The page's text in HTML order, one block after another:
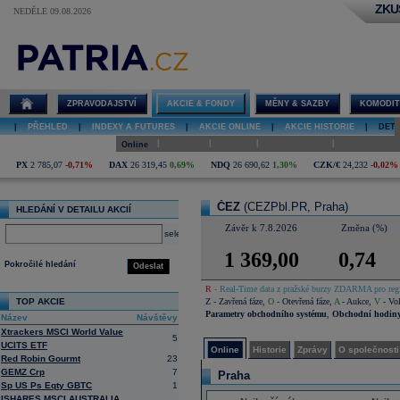
NEDĚLE 09.08.2026
ČEZ online
ZPRAVODAJSTVÍ AKCIE & FONDY MĚNY & SAZBY
PŘEHLED INDEXY A FUTURES AKCIE ONLINE AKCIE HISTORIE
Online
PX 2 785,07 -0,71% DAX 26 319,45 0,69% NDQ 26 690,62 1,30% CZK/€ 24,232 -0,02%
HLEDÁNÍ V DETAILU AKCIÍ
select
Odeslat
Pokročilé hledání
TOP AKCIE
Název
Návštěvy
Xtrackers MSCI World Value
UCITS ETF
5
Red Robin Gourmt
23
GEMZ Crp
7
Sp US Ps Eqty GBTC
1
ČEZ (CEZPbl.PR, Praha)
Závěr k 7.8.2026 Změna (%)
1 369,00 0,74
R - Real-Time data z pražské burzy ZDARMA pro
Z - Zavřená fáze O - Otevřená fáze A - Aukce V -
Parametry obchodního systému
Obchodní
Online Historie Zprávy O společnosti
Praha